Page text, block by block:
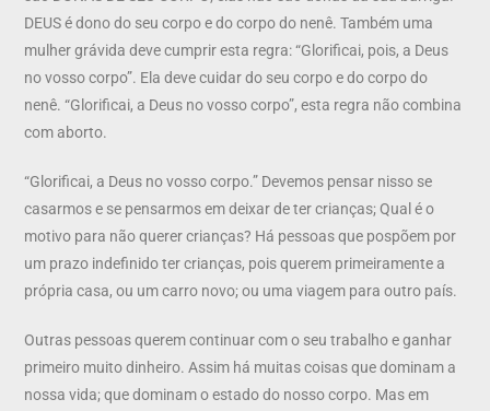
DEUS é dono do seu corpo e do corpo do nenê. Também uma
mulher grávida deve cumprir esta regra: “Glorificai, pois, a Deus
no vosso corpo”. Ela deve cuidar do seu corpo e do corpo do
nenê. “Glorificai, a Deus no vosso corpo”, esta regra não combina
com aborto.
“Glorificai, a Deus no vosso corpo.” Devemos pensar nisso se
casarmos e se pensarmos em deixar de ter crianças; Qual é o
motivo para não querer crianças? Há pessoas que pospõem por
um prazo indefinido ter crianças, pois querem primeiramente a
própria casa, ou um carro novo; ou uma viagem para outro país.
Outras pessoas querem continuar com o seu trabalho e ganhar
primeiro muito dinheiro. Assim há muitas coisas que dominam a
nossa vida; que dominam o estado do nosso corpo. Mas em